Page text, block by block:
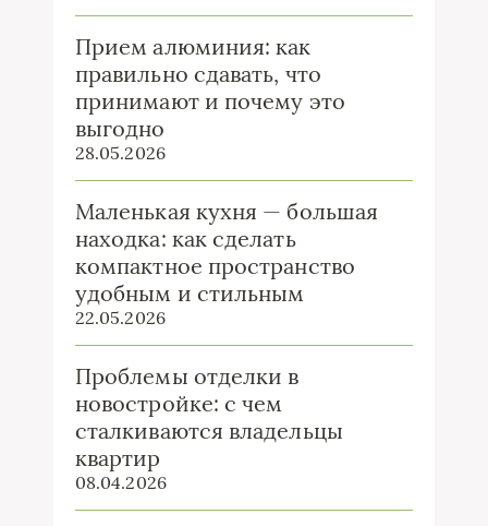
Прием алюминия: как
правильно сдавать, что
принимают и почему это
выгодно
28.05.2026
Маленькая кухня — большая
находка: как сделать
компактное пространство
удобным и стильным
22.05.2026
Проблемы отделки в
новостройке: с чем
сталкиваются владельцы
квартир
08.04.2026